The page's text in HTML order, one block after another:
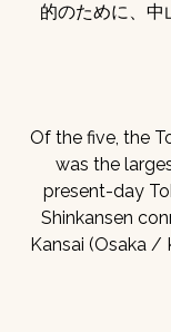
的のために、中
Of the five, the
was the
present-day
Shinkansen
Kansai (Osaka